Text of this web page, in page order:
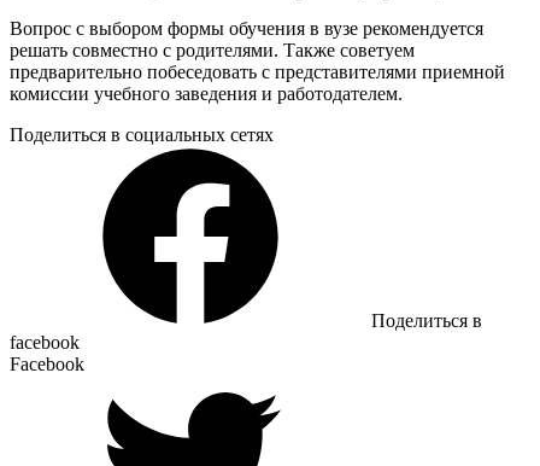
Вопрос с выбором формы обучения в вузе рекомендуется
решать совместно с родителями. Также советуем
предварительно побеседовать с представителями приемной
комиссии учебного заведения и работодателем.
Поделиться в социальных сетях
Поделиться в
facebook
Facebook